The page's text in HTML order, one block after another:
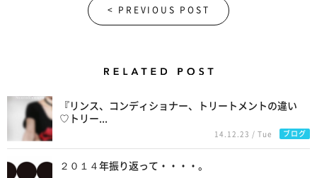
< PREVIOUS POST
『リンス、コンディショナー、トリートメントの違い
♡トリー...
14.12.23 / Tue ブログ
２０１４年振り返って・・・・。